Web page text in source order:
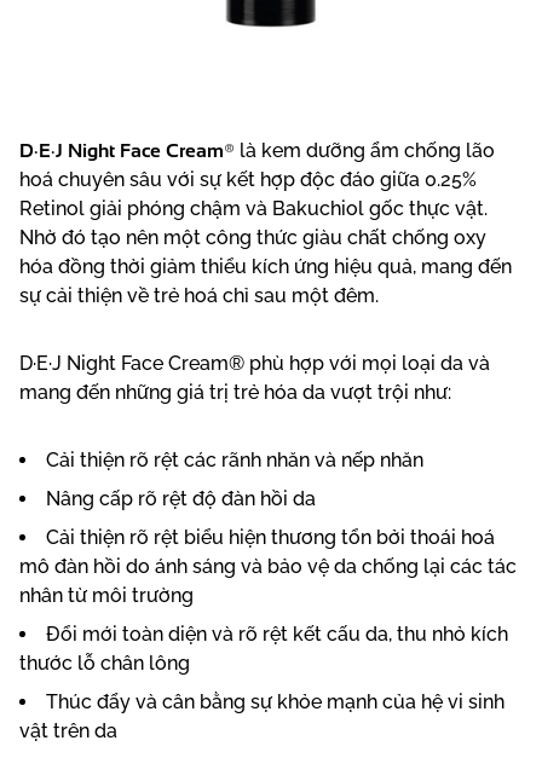
D·E·J Night Face Cream® là kem dưỡng ẩm chống lão
hoá chuyên sâu với sự kết hợp độc đáo giữa 0.25%
Retinol giải phóng chậm và Bakuchiol gốc thực vật.
Nhờ đó tạo nên một công thức giàu chất chống oxy
hóa đồng thời giảm thiểu kích ứng hiệu quả, mang đến
sự cải thiện về trẻ hoá chỉ sau một đêm.
D·E·J Night Face Cream® phù hợp với mọi loại da và
mang đến những giá trị trẻ hóa da vượt trội như:
Cải thiện rõ rệt các rãnh nhăn và nếp nhăn
Nâng cấp rõ rệt độ đàn hồi da
Cải thiện rõ rệt biểu hiện thương tổn bởi thoái hoá
mô đàn hồi do ánh sáng và bảo vệ da chống lại các tác
nhân từ môi trường
Đổi mới toàn diện và rõ rệt kết cấu da, thu nhỏ kích
thước lỗ chân lông
Thúc đẩy và cân bằng sự khỏe mạnh của hệ vi sinh
vật trên da